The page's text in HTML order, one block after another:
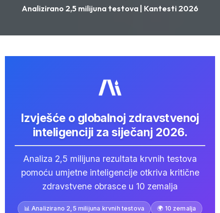
Analizirano 2,5 milijuna testova | Kantesti 2026
Izvješće o globalnoj zdravstvenoj
inteligenciji za siječanj 2026.
Analiza 2,5 milijuna rezultata krvnih testova
pomoću umjetne inteligencije otkriva kritične
zdravstvene obrasce u 10 zemalja
📊 Analizirano 2,5 milijuna krvnih testova
🌍 10 zemalja